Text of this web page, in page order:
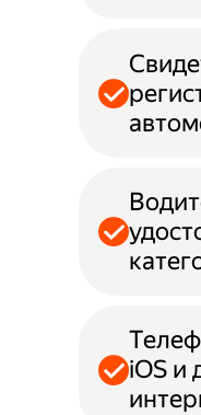
iOS и